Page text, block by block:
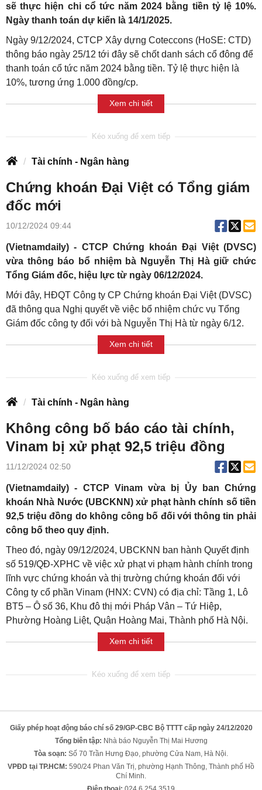
sẽ thực hiện chi cổ tức năm 2024 bằng tiền tỷ lệ 10%.
Ngày thanh toán dự kiến là 14/1/2025.
Ngày 9/12/2024, CTCP Xây dựng Coteccons (HoSE: CTD)
thông báo ngày 25/12 tới đây sẽ chốt danh sách cổ đông để
thanh toán cổ tức năm 2024 bằng tiền. Tỷ lệ thực hiện là
10%, tương ứng 1.000 đồng/cp.
Xem chi tiết
Tài chính - Ngân hàng
Chứng khoán Đại Việt có Tổng giám
đốc mới
10/12/2024 09:44
(Vietnamdaily) - CTCP Chứng khoán Đại Việt (DVSC)
vừa thông báo bổ nhiệm bà Nguyễn Thị Hà giữ chức
Tổng Giám đốc, hiệu lực từ ngày 06/12/2024.
Mới đây, HĐQT Công ty CP Chứng khoán Đại Việt (DVSC)
đã thông qua Nghị quyết về việc bổ nhiệm chức vụ Tổng
Giám đốc công ty đối với bà Nguyễn Thị Hà từ ngày 6/12.
Xem chi tiết
Tài chính - Ngân hàng
Không công bố báo cáo tài chính,
Vinam bị xử phạt 92,5 triệu đồng
11/12/2024 02:50
(Vietnamdaily) - CTCP Vinam vừa bị Ủy ban Chứng
khoán Nhà Nước (UBCKNN) xử phạt hành chính số tiền
92,5 triệu đồng do không công bố đối với thông tin phải
công bố theo quy định.
Theo đó, ngày 09/12/2024, UBCKNN ban hành Quyết định
số 519/QĐ-XPHC về việc xử phạt vi phạm hành chính trong
lĩnh vực chứng khoán và thị trường chứng khoán đối với
Công ty cổ phần Vinam (HNX: CVN) có địa chỉ: Tầng 1, Lô
BT5 – Ô số 36, Khu đô thị mới Pháp Vân – Tứ Hiệp,
Phường Hoàng Liệt, Quận Hoàng Mai, Thành phố Hà Nội.
Xem chi tiết
Giấy phép hoạt động báo chí số 29/GP-CBC Bộ TTTT cấp ngày 24/12/2020
Tổng biên tập: Nhà báo Nguyễn Thị Mai Hương
Tòa soạn: Số 70 Trần Hưng Đạo, phường Cửa Nam, Hà Nội.
VPĐD tại TP.HCM: 590/24 Phan Văn Trị, phường Hạnh Thông, Thành phố Hồ
Chí Minh.